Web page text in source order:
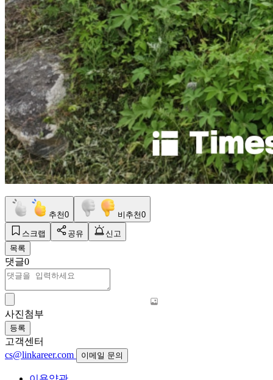
추천0 비추천0
스크랩 공유
신고
목록
댓글0
사진첨부
등록
고객센터
cs@linkareer.com
이메일 문의